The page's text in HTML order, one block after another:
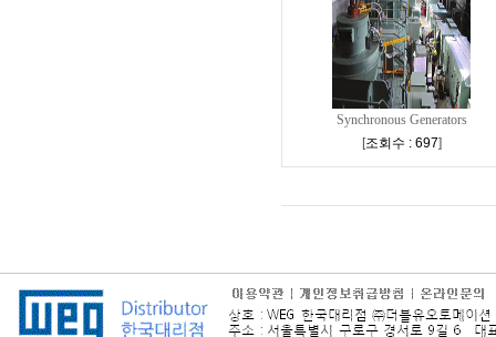
Synchronous Generators
[조회수 : 697]